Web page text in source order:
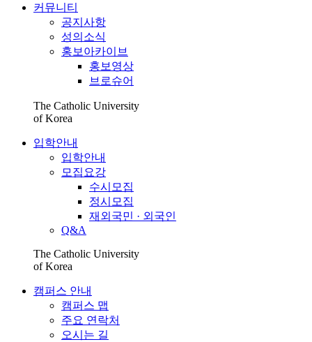
커뮤니티
공지사항
성의소식
홍보아카이브
홍보영상
브로슈어
The Catholic University
of Korea
입학안내
입학안내
모집요강
수시모집
정시모집
재외국민 · 외국인
Q&A
The Catholic University
of Korea
캠퍼스 안내
캠퍼스 맵
주요 연락처
오시는 길